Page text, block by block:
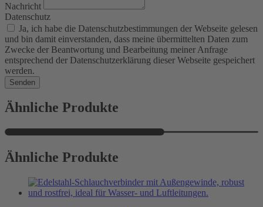
Nachricht
Datenschutz
Ja, ich habe die Datenschutzbestimmungen der Webseite gelesen
und bin damit einverstanden, dass meine übermittelten Daten zum
Zwecke der Beantwortung und Bearbeitung meiner Anfrage
entsprechend der Datenschutzerklärung dieser Webseite gespeichert
werden.
Senden
Ähnliche Produkte
Ähnliche Produkte